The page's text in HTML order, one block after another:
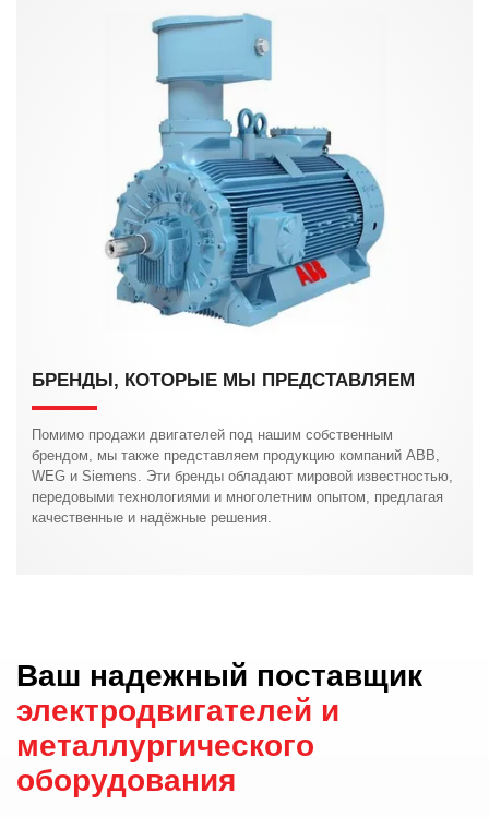
БРЕНДЫ, КОТОРЫЕ МЫ ПРЕДСТАВЛЯЕМ
Помимо продажи двигателей под нашим собственным
брендом, мы также представляем продукцию компаний ABB,
WEG и Siemens. Эти бренды обладают мировой известностью,
передовыми технологиями и многолетним опытом, предлагая
качественные и надёжные решения.
Ваш надежный поставщик
электродвигателей и
металлургического
оборудования